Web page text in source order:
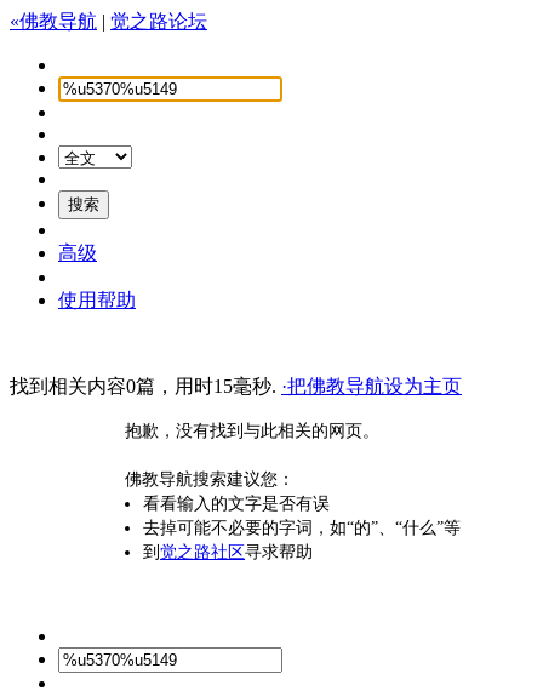
«佛教导航 | 觉之路论坛
高级
使用帮助
找到相关内容0篇，用时15毫秒. ·把佛教导航设为主页
抱歉，没有找到与此相关的网页。
佛教导航搜索建议您：
看看输入的文字是否有误
去掉可能不必要的字词，如“的”、“什么”等
到 觉之路社区寻求帮助